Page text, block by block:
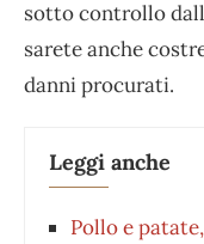
sotto controllo
sarete anche
danni procurati.
Leggi anche
Pollo e